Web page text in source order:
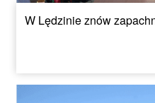
W Lędzinie znów